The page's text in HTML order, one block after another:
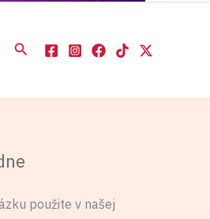
Hľadať
použite v našej